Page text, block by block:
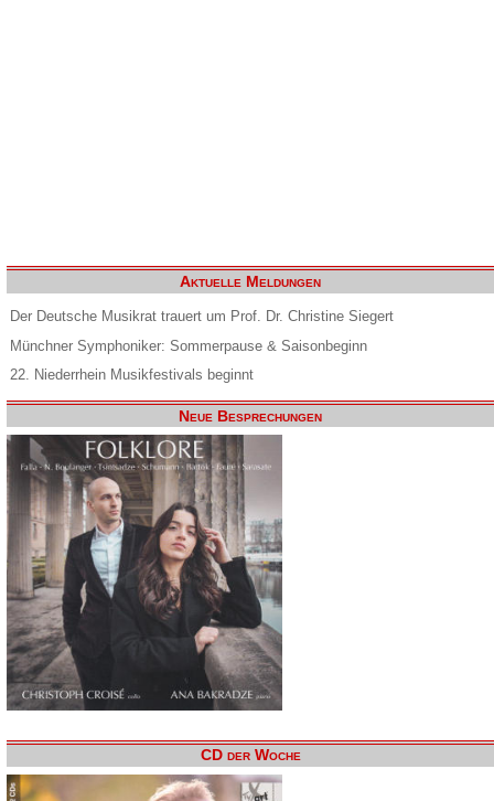
Aktuelle Meldungen
Der Deutsche Musikrat trauert um Prof. Dr. Christine Siegert
Münchner Symphoniker: Sommerpause & Saisonbeginn
22. Niederrhein Musikfestivals beginnt
Neue Besprechungen
CD der Woche